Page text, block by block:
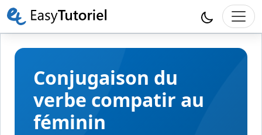
Conjugaison du
verbe compatir au
féminin